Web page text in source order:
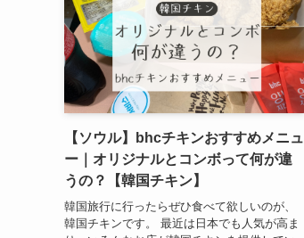
【ソウル】bhcチキンおすすめメニュ
ー｜オリジナルとコンボって何が違
うの？【韓国チキン】
韓国旅行に行ったらぜひ食べて欲しいのが、
韓国チキンです。 最近は日本でも人気が高ま